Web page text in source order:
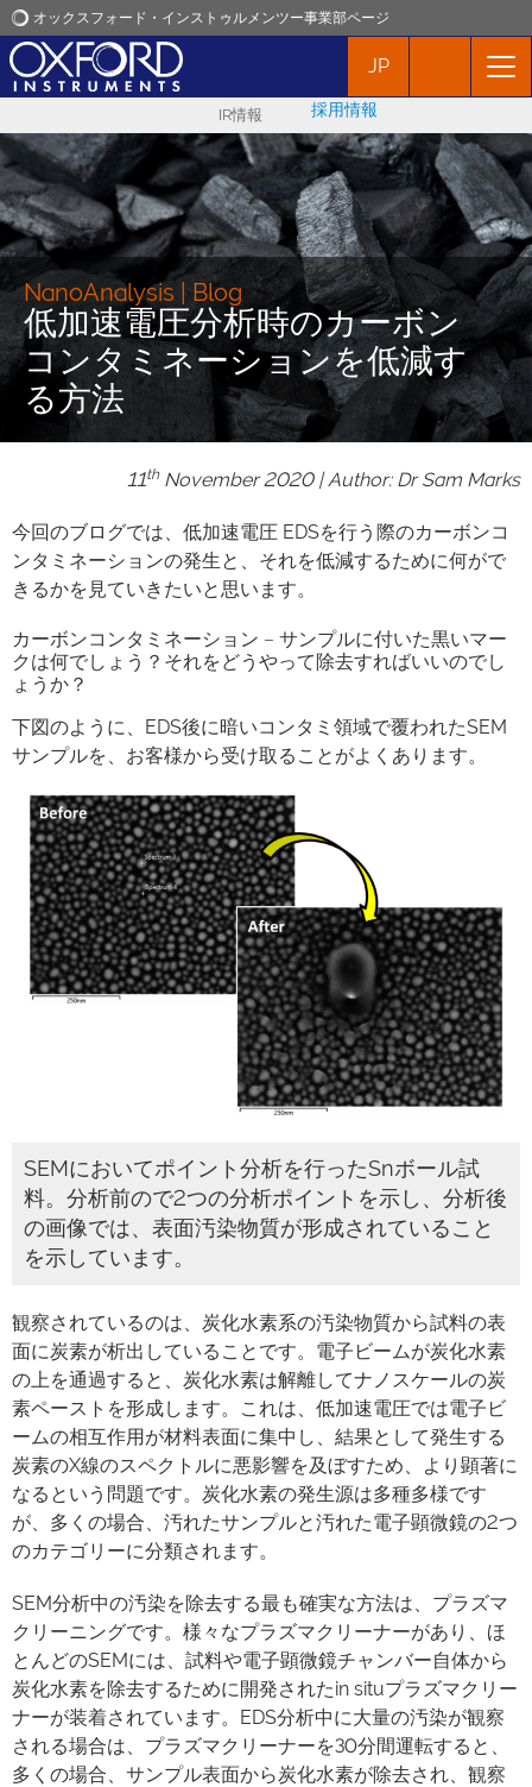
オックスフォード・インストゥルメンツー事業部ページ
オックスフォード・インストゥルメンツ
アプリケーション
プロダクト
ニュース
イベント
お問い合わせ
JP
IR情報 採用情報
NanoAnalysis | Blog
低加速電圧分析時のカーボン
コンタミネーションを低減す
る方法
11thNovember 2020 | Author: Dr Sam Marks
今回のブログでは、低加速電圧 EDSを行う際のカーボンコ
ンタミネーションの発生と、それを低減するために何がで
きるかを見ていきたいと思います。
カーボンコンタミネーション – サンプルに付いた黒いマー
クは何でしょう？それをどうやって除去すればいいのでし
ょうか？
下図のように、EDS後に暗いコンタミ領域で覆われたSEM
サンプルを、お客様から受け取ることがよくあります。
SEMにおいてポイント分析を行ったSnボール試
料。分析前ので2つの分析ポイントを示し、分析後
の画像では、表面汚染物質が形成されていること
を示しています。
観察されているのは、炭化水素系の汚染物質から試料の表
面に炭素が析出していることです。電子ビームが炭化水素
の上を通過すると、炭化水素は解離してナノスケールの炭
素ペーストを形成します。これは、低加速電圧では電子ビ
ームの相互作用が材料表面に集中し、結果として発生する
炭素のX線のスペクトルに悪影響を及ぼすため、より顕著に
なるという問題です。炭化水素の発生源は多種多様です
が、多くの場合、汚れたサンプルと汚れた電子顕微鏡の2つ
のカテゴリーに分類されます。
SEM分析中の汚染を除去する最も確実な方法は、プラズマ
クリーニングです。様々なプラズマクリーナーがあり、ほ
とんどのSEMには、試料や電子顕微鏡チャンバー自体から
炭化水素を除去するために開発されたin situプラズマクリー
ナーが装着されています。EDS分析中に大量の汚染が観察
される場合は、プラズマクリーナーを30分間運転すると、
多くの場合、サンプル表面から炭化水素が除去され、観察